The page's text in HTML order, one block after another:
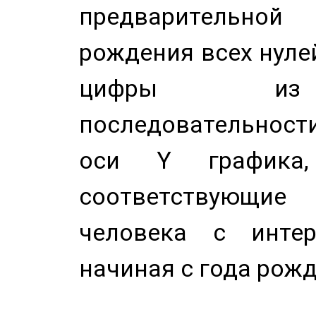
рождения всех
цифры из
оси Y
человека с
начиная с года